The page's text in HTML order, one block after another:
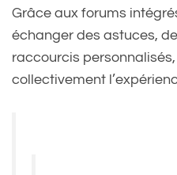
Grâce aux forums
échanger des astuces,
raccourcis
collectivement